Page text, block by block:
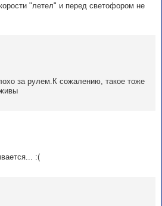
"летел" и перед светофором не
за рулем.К сожалению, такое тоже
:(